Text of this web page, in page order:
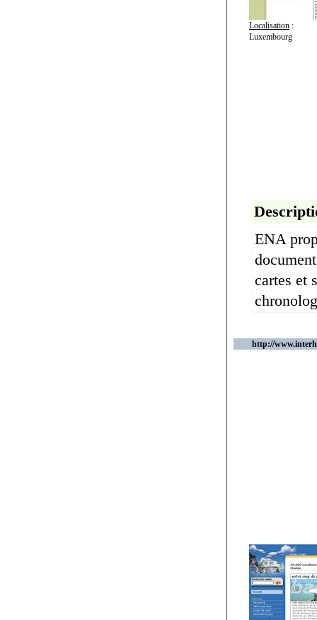
Localisation :
Luxembourg
ENA
cartes et
http://